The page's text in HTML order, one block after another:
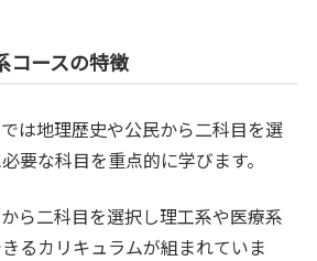
コースの特徴
は地理歴史や公民から二科目を選
要な科目を重点的に学びます。
ら二科目を選択し理工系や医療系
るカリキュラムが組まれていま